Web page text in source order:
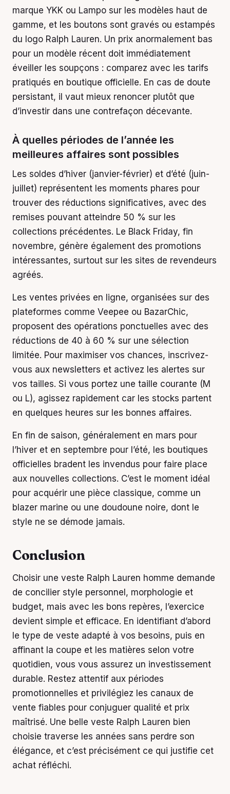
marque YKK ou Lampo sur les modèles haut de
gamme, et les boutons sont gravés ou estampés
du logo Ralph Lauren. Un prix anormalement bas
pour un modèle récent doit immédiatement
éveiller les soupçons : comparez avec les tarifs
pratiqués en boutique officielle. En cas de doute
persistant, il vaut mieux renoncer plutôt que
d’investir dans une contrefaçon décevante.
À quelles périodes de l’année les
meilleures affaires sont possibles
Les soldes d’hiver (janvier-février) et d’été (juin-
juillet) représentent les moments phares pour
trouver des réductions significatives, avec des
remises pouvant atteindre 50 % sur les
collections précédentes. Le Black Friday, fin
novembre, génère également des promotions
intéressantes, surtout sur les sites de revendeurs
agréés.
Les ventes privées en ligne, organisées sur des
plateformes comme Veepee ou BazarChic,
proposent des opérations ponctuelles avec des
réductions de 40 à 60 % sur une sélection
limitée. Pour maximiser vos chances, inscrivez-
vous aux newsletters et activez les alertes sur
vos tailles. Si vous portez une taille courante (M
ou L), agissez rapidement car les stocks partent
en quelques heures sur les bonnes affaires.
En fin de saison, généralement en mars pour
l’hiver et en septembre pour l’été, les boutiques
officielles bradent les invendus pour faire place
aux nouvelles collections. C’est le moment idéal
pour acquérir une pièce classique, comme un
blazer marine ou une doudoune noire, dont le
style ne se démode jamais.
Conclusion
Choisir une veste Ralph Lauren homme demande
de concilier style personnel, morphologie et
budget, mais avec les bons repères, l’exercice
devient simple et efficace. En identifiant d’abord
le type de veste adapté à vos besoins, puis en
affinant la coupe et les matières selon votre
quotidien, vous vous assurez un investissement
durable. Restez attentif aux périodes
promotionnelles et privilégiez les canaux de
vente fiables pour conjuguer qualité et prix
maîtrisé. Une belle veste Ralph Lauren bien
choisie traverse les années sans perdre son
élégance, et c’est précisément ce qui justifie cet
achat réfléchi.